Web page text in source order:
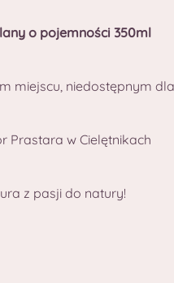
o pojemności 350ml
miejscu, niedostępnym
Prastara w Cielętnikach
z pasji do natury!